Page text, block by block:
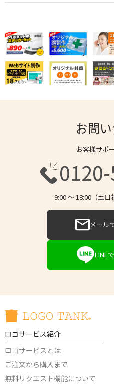
お問
お客様サポ
9:00 〜 18:00（土日
メール
LINE
ロゴサービス紹介
ロゴサービスとは
ご注文から購入まで
無料リクエスト機能について